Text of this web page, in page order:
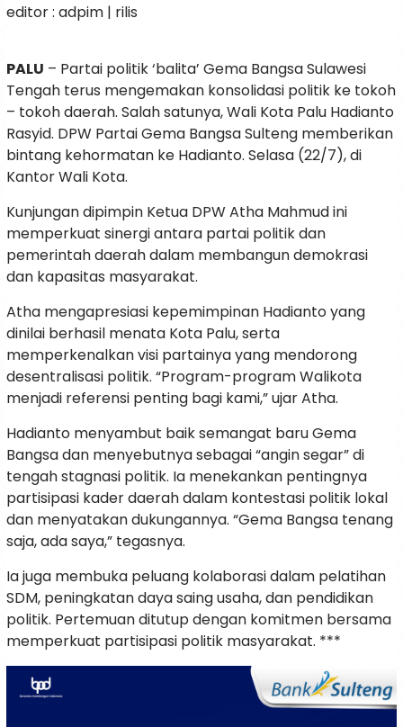
editor : adpim | rilis
PALU – Partai politik ‘balita’ Gema Bangsa Sulawesi
Tengah terus mengemakan konsolidasi politik ke tokoh
– tokoh daerah. Salah satunya, Wali Kota Palu Hadianto
Rasyid. DPW Partai Gema Bangsa Sulteng memberikan
bintang kehormatan ke Hadianto. Selasa (22/7), di
Kantor Wali Kota.
Kunjungan dipimpin Ketua DPW Atha Mahmud ini
memperkuat sinergi antara partai politik dan
pemerintah daerah dalam membangun demokrasi
dan kapasitas masyarakat.
Atha mengapresiasi kepemimpinan Hadianto yang
dinilai berhasil menata Kota Palu, serta
memperkenalkan visi partainya yang mendorong
desentralisasi politik. “Program-program Walikota
menjadi referensi penting bagi kami,” ujar Atha.
Hadianto menyambut baik semangat baru Gema
Bangsa dan menyebutnya sebagai “angin segar” di
tengah stagnasi politik. Ia menekankan pentingnya
partisipasi kader daerah dalam kontestasi politik lokal
dan menyatakan dukungannya. “Gema Bangsa tenang
saja, ada saya,” tegasnya.
Ia juga membuka peluang kolaborasi dalam pelatihan
SDM, peningkatan daya saing usaha, dan pendidikan
politik. Pertemuan ditutup dengan komitmen bersama
memperkuat partisipasi politik masyarakat. ***